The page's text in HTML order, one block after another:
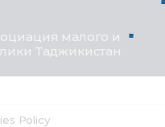
малого и
Таджикистан
Policy